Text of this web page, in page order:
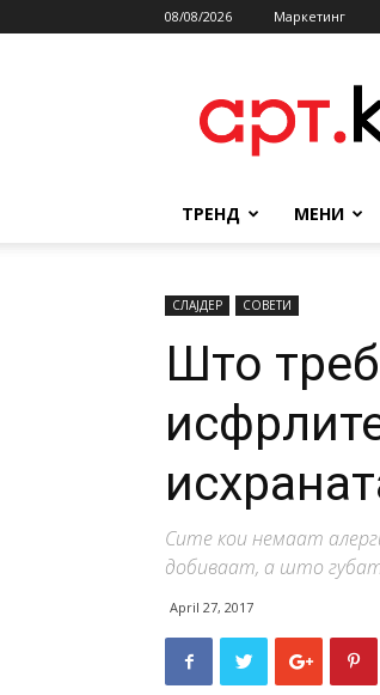
08/08/2026 Маркетинг
ТРЕНД МЕНИ
СЛАЈДЕР СОВЕТИ
Што
Сите кои немаат
добиваат, а што
April 27, 2017